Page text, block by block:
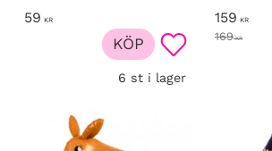
59 KR
Lägg till i
6 st i lager
KÖP
159 KR
169KR